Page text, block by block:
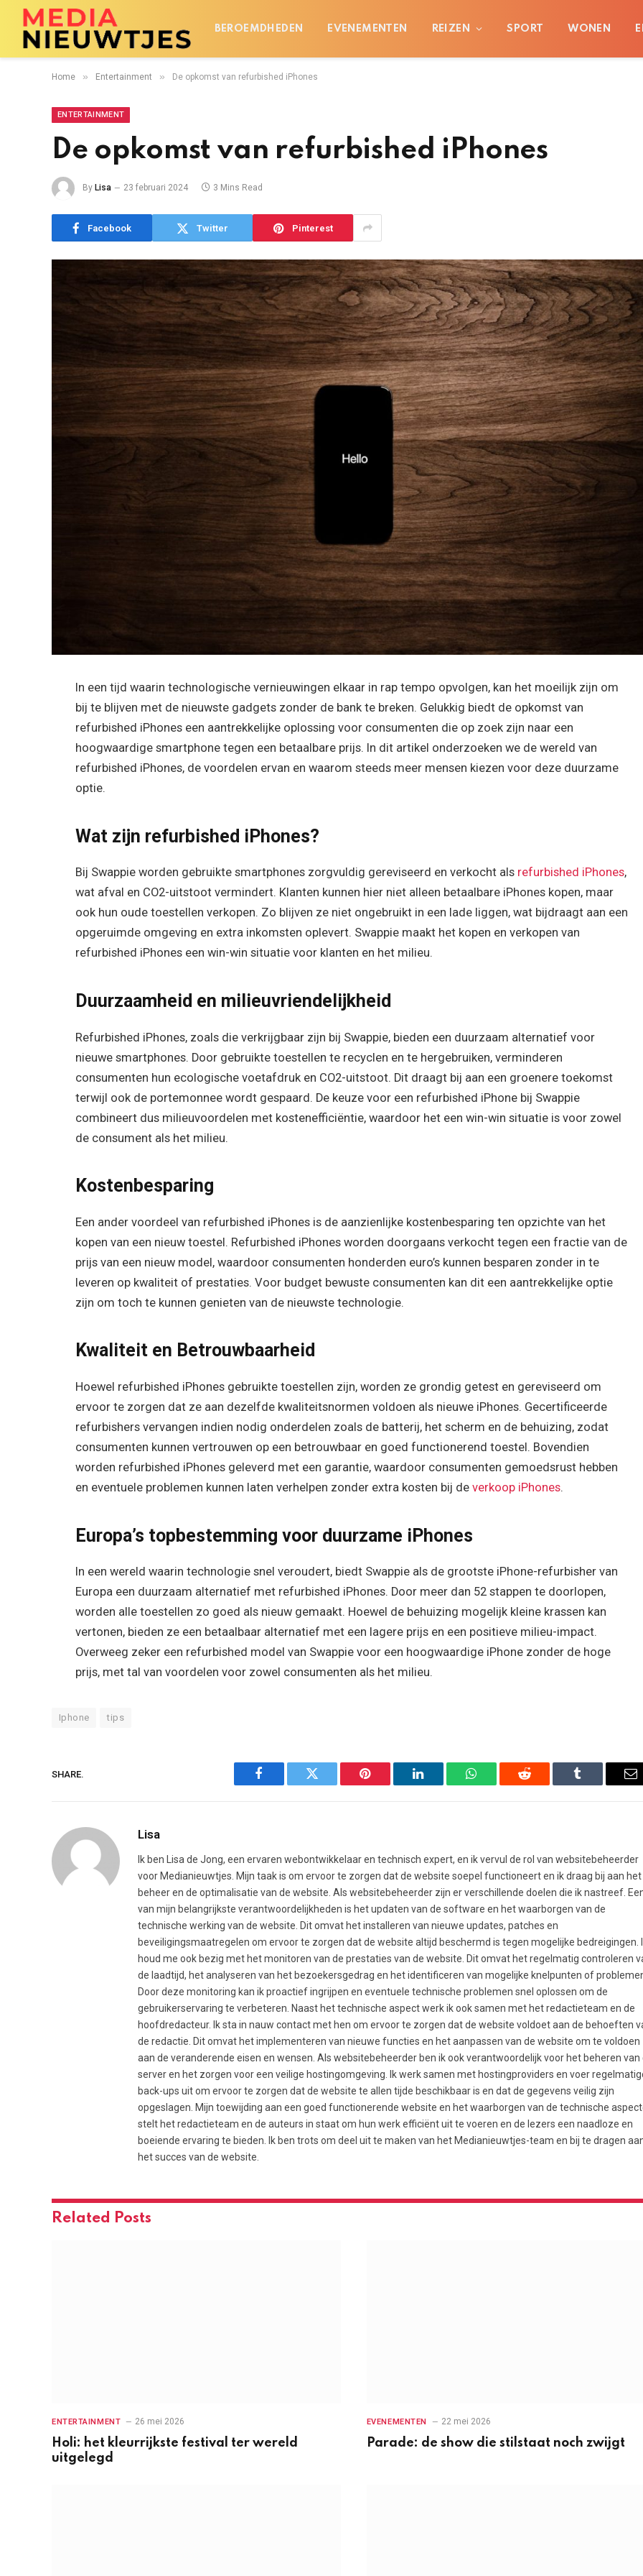
BEROEMDHEDEN EVENEMENTEN REIZEN SPORT WONEN
Home » Entertainment » De opkomst van refurbished iPhones
ENTERTAINMENT
De opkomst van refurbished iPhones
By Lisa 23 februari 2024 3 Mins Read
Facebook Twitter Pinterest
In een tijd waarin technologische vernieuwingen elkaar in rap tempo opvolgen, kan het moeilijk zijn om
bij te blijven met de nieuwste gadgets zonder de bank te breken. Gelukkig biedt de opkomst van
refurbished iPhones een aantrekkelijke oplossing voor consumenten die op zoek zijn naar een
hoogwaardige smartphone tegen een betaalbare prijs. In dit artikel onderzoeken we de wereld van
refurbished iPhones, de voordelen ervan en waarom steeds meer mensen kiezen voor deze duurzame
optie.
Wat zijn refurbished iPhones?
Bij Swappie worden gebruikte smartphones zorgvuldig gereviseerd en verkocht als refurbished iPhones,
wat afval en CO2-uitstoot vermindert. Klanten kunnen hier niet alleen betaalbare iPhones kopen, maar
ook hun oude toestellen verkopen. Zo blijven ze niet ongebruikt in een lade liggen, wat bijdraagt aan een
opgeruimde omgeving en extra inkomsten oplevert. Swappie maakt het kopen en verkopen van
refurbished iPhones een win-win situatie voor klanten en het milieu.
Duurzaamheid en milieuvriendelijkheid
Refurbished iPhones, zoals die verkrijgbaar zijn bij Swappie, bieden een duurzaam alternatief voor
nieuwe smartphones. Door gebruikte toestellen te recyclen en te hergebruiken, verminderen
consumenten hun ecologische voetafdruk en CO2-uitstoot. Dit draagt bij aan een groenere toekomst
terwijl ook de portemonnee wordt gespaard. De keuze voor een refurbished iPhone bij Swappie
combineert dus milieuvoordelen met kostenefficiëntie, waardoor het een win-win situatie is voor zowel
de consument als het milieu.
Kostenbesparing
Een ander voordeel van refurbished iPhones is de aanzienlijke kostenbesparing ten opzichte van het
kopen van een nieuw toestel. Refurbished iPhones worden doorgaans verkocht tegen een fractie van de
prijs van een nieuw model, waardoor consumenten honderden euro’s kunnen besparen zonder in te
leveren op kwaliteit of prestaties. Voor budget bewuste consumenten kan dit een aantrekkelijke optie
zijn om toch te kunnen genieten van de nieuwste technologie.
Kwaliteit en Betrouwbaarheid
Hoewel refurbished iPhones gebruikte toestellen zijn, worden ze grondig getest en gereviseerd om
ervoor te zorgen dat ze aan dezelfde kwaliteitsnormen voldoen als nieuwe iPhones. Gecertificeerde
refurbishers vervangen indien nodig onderdelen zoals de batterij, het scherm en de behuizing, zodat
consumenten kunnen vertrouwen op een betrouwbaar en goed functionerend toestel. Bovendien
worden refurbished iPhones geleverd met een garantie, waardoor consumenten gemoedsrust hebben
en eventuele problemen kunnen laten verhelpen zonder extra kosten bij deverkoop iPhones.
Europa’s topbestemming voor duurzame iPhones
In een wereld waarin technologie snel veroudert, biedt Swappie als de grootste iPhone-refurbisher van
Europa een duurzaam alternatief met refurbished iPhones. Door meer dan 52 stappen te doorlopen,
worden alle toestellen zo goed als nieuw gemaakt. Hoewel de behuizing mogelijk kleine krassen kan
vertonen, bieden ze een betaalbaar alternatief met een lagere prijs en een positieve milieu-impact.
Overweeg zeker een refurbished model van Swappie voor een hoogwaardige iPhone zonder de hoge
prijs, met tal van voordelen voor zowel consumenten als het milieu.
Iphone tips
SHARE.
Facebook Twitter Pinterest LinkedIn WhatsAppReddit Tumblr
Lisa
Ik ben Lisa de Jong, een ervaren webontwikkelaar en technisch expert, en ik vervul de rol van websitebeheerder
voor Medianieuwtjes. Mijn taak is om ervoor te zorgen dat de website soepel functioneert en ik draag bij aan het
beheer en de optimalisatie van de website. Als websitebeheerder zijn er verschillende doelen die ik nastreef.
van mijn belangrijkste verantwoordelijkheden is het updaten van de software en het waarborgen van de
technische werking van de website. Dit omvat het installeren van nieuwe updates, patches en
beveiligingsmaatregelen om ervoor te zorgen dat de website altijd beschermd is tegen mogelijke bedreigingen.
houd me ook bezig met het monitoren van de prestaties van de website. Dit omvat het regelmatig controleren
de laadtijd, het analyseren van het bezoekersgedrag en het identificeren van mogelijke knelpunten of
Door deze monitoring kan ik proactief ingrijpen en eventuele technische problemen snel oplossen om de
gebruikerservaring te verbeteren. Naast het technische aspect werk ik ook samen met het redactieteam en de
hoofdredacteur. Ik sta in nauw contact met hen om ervoor te zorgen dat de website voldoet aan de behoeften
de redactie. Dit omvat het implementeren van nieuwe functies en het aanpassen van de website om te voldoen
aan de veranderende eisen en wensen. Als websitebeheerder ben ik ook verantwoordelijk voor het beheren van
server en het zorgen voor een veilige hostingomgeving. Ik werk samen met hostingproviders en voer
back-ups uit om ervoor te zorgen dat de website te allen tijde beschikbaar is en dat de gegevens veilig zijn
opgeslagen. Mijn toewijding aan een goed functionerende website en het waarborgen van de technische
stelt het redactieteam en de auteurs in staat om hun werk efficiënt uit te voeren en de lezers een naadloze en
boeiende ervaring te bieden. Ik ben trots om deel uit te maken van het Medianieuwtjes-team en bij te dragen
het succes van de website.
Related Posts
ENTERTAINMENT 26 mei 2026
Holi: het kleurrijkste festival ter wereld
uitgelegd
EVENEMENTEN 22 mei 2026
Parade: de show die stilstaat noch zwijgt